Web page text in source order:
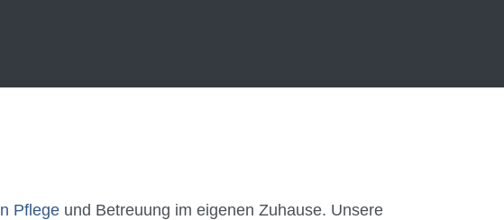
Pflege und Betreuung im eigenen Zuhause. Unsere